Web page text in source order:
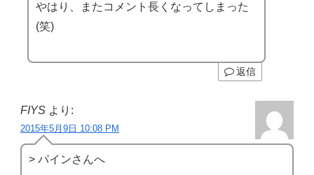
やはり、またコメント長くなってしまった
(笑)
返信
FIYS より:
2015年5月9日 10:08 PM
> パインさんへ